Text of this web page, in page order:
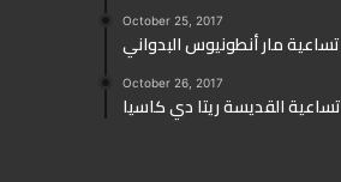
October 25, 2017
تساعية مار أنطونيوس البدواني
October 26, 2017
تساعية القديسة ريتا دي كاسيا